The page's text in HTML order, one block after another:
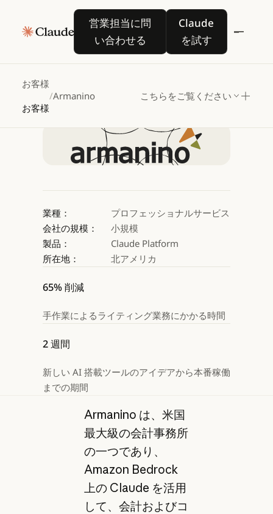
営業担当に問
い合わせる
営業担当に問い合わせる
Claude
を試す
Claude を試す
お客様
お客様
/Armanino こちらをご覧ください
Armanino、Claude
を活用してAI
搭載の会計ツールを構築
Claude を試す
Claude を試す
業種：
プロフェッショナルサービス
会社の規模：
小規模
製品：
Claude Platform
所在地：
北アメリカ
65% 削減
手作業によるライティング業務にかかる時間
2 週間
新しい AI 搭載ツールのアイデアから本番稼働
までの期間
Armanino は、米国
最大級の会計事務所
の一つであり、
Amazon Bedrock
上の Claude を活用
して、会計およびコ